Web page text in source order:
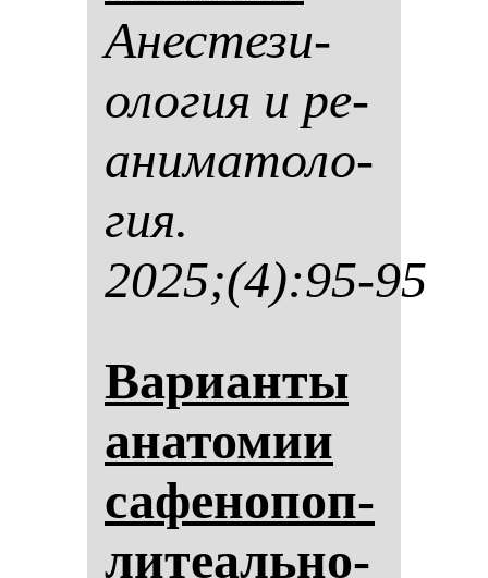
Анес­те­зи­
оло­гия и ре­
ани­ма­то­ло­
гия.
2025;(4):95-95
Ва­ри­ан­ты
ана­то­мии
са­фе­но­поп­
ли­те­аль­но­